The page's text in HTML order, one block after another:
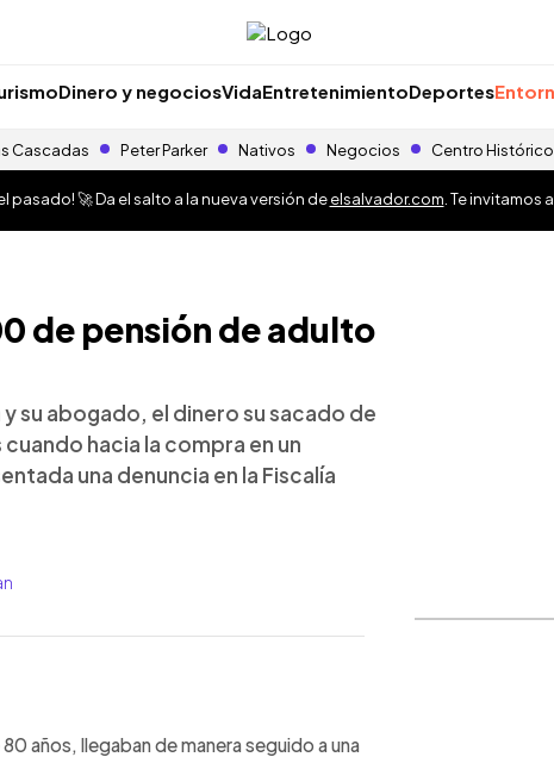
Dinero y negociosVidaEntretenimientoDeportes
Cascadas Peter Parker Nativos Negocios Centro
pasado! 🚀 Da el salto a la nueva versión deelsalvador.com . Te
de pensión de adulto
su abogado, el dinero su sacado de
hacia la compra en un
una denuncia en la Fiscalía
años, llegaban de manera seguido a una